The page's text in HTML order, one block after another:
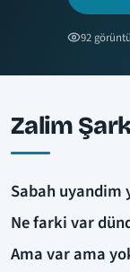
92
Zalim
Sabah uyandim
Ne farki var
Ama var ama